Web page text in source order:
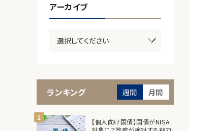
アーカイブ
ランキング 週間 月間
【個人向け国債】国債がNISA